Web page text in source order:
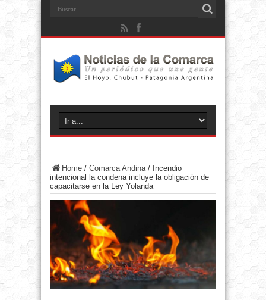
Home / Comarca Andina/ Incendio
intencional la condena incluye la obligación de
capacitarse en la Ley Yolanda